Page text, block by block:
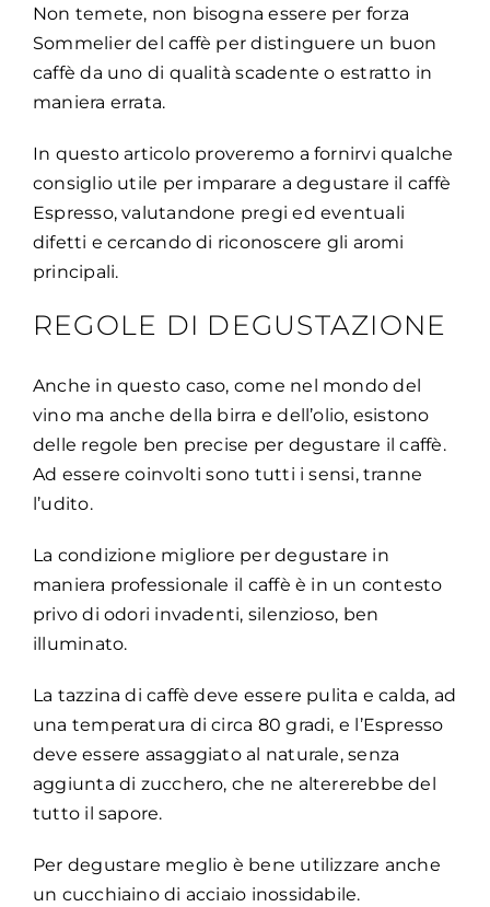
Non temete, non bisogna essere per forza
Sommelier del caffè per distinguere un buon
caffè da uno di qualità scadente o estratto in
maniera errata.
In questo articolo proveremo a fornirvi qualche
consiglio utile per imparare a degustare il caffè
Espresso, valutandone pregi ed eventuali
difetti e cercando di riconoscere gli aromi
principali.
REGOLE DI DEGUSTAZIONE
Anche in questo caso, come nel mondo del
vino ma anche della birra e dell’olio, esistono
delle regole ben precise per degustare il caffè.
Ad essere coinvolti sono tutti i sensi, tranne
l’udito.
La condizione migliore per degustare in
maniera professionale il caffè è in un contesto
privo di odori invadenti, silenzioso, ben
illuminato.
La tazzina di caffè deve essere pulita e calda, ad
una temperatura di circa 80 gradi, e l’Espresso
deve essere assaggiato al naturale, senza
aggiunta di zucchero, che ne altererebbe del
tutto il sapore.
Per degustare meglio è bene utilizzare anche
un cucchiaino di acciaio inossidabile.